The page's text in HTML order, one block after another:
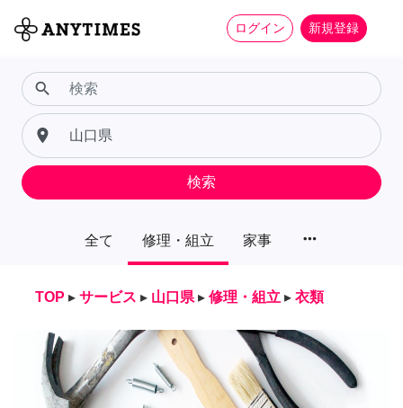
ログイン 新規登録
全て 修理・組立 家事 more_horiz
search
place
検索
TOP ▸ サービス ▸ 山口県 ▸ 修理・組立 ▸ 衣類